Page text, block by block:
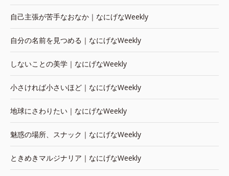
自己主張が苦手なおなか｜なにげなWeekly
自分の名前を見つめる｜なにげなWeekly
しないことの美学｜なにげなWeekly
小さければ小さいほど｜なにげなWeekly
地球にさわりたい｜なにげなWeekly
魅惑の場所、スナック｜なにげなWeekly
ときめきマルジナリア｜なにげなWeekly